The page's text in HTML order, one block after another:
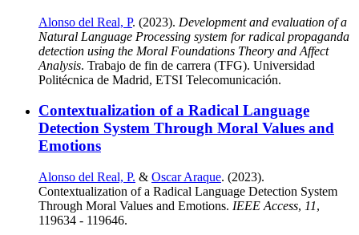
Alonso del Real, P. (2023). Development and evaluation of a
Natural Language Processing system for radical propaganda
detection using the Moral Foundations Theory and Affect
Analysis. Trabajo de fin de carrera (TFG). Universidad
Politécnica de Madrid, ETSI Telecomunicación.
Contextualization of a Radical Language
Detection System Through Moral Values and
Emotions
Alonso del Real, P. & Oscar Araque. (2023).
Contextualization of a Radical Language Detection System
Through Moral Values and Emotions. IEEE Access, 11,
119634 - 119646.